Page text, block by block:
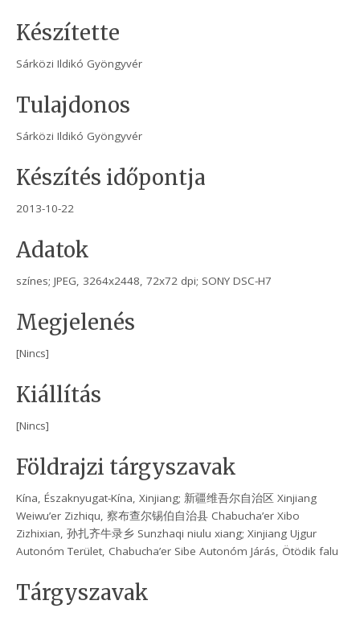
Készítette
Sárközi Ildikó Gyöngyvér
Tulajdonos
Sárközi Ildikó Gyöngyvér
Készítés időpontja
2013-10-22
Adatok
színes; JPEG, 3264x2448, 72x72 dpi; SONY DSC-H7
Megjelenés
[Nincs]
Kiállítás
[Nincs]
Földrajzi tárgyszavak
Kína, Északnyugat-Kína, Xinjiang; 新疆维吾尔自治区 Xinjiang
Weiwu’er Zizhiqu, 察布查尔锡伯自治县 Chabucha’er Xibo
Zizhixian, 孙扎齐牛录乡 Sunzhaqi niulu xiang; Xinjiang Ujgur
Autonóm Terület, Chabucha’er Sibe Autonóm Járás, Ötödik falu
Tárgyszavak